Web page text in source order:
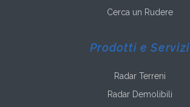
Cerca un Rudere
Prodotti e Servizi
Radar Terreni
Radar Demolibili